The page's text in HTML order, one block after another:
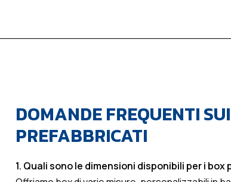
DOMANDE FREQUENTI
PREFABBRICATI
1. Quali sono le dimensioni disponibili per i